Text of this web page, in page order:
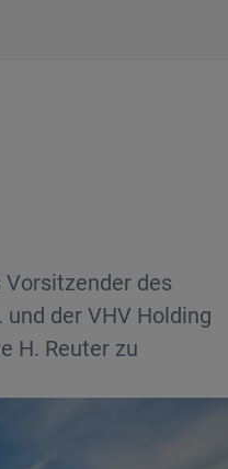
des
der VHV Holding
H. Reuter zu